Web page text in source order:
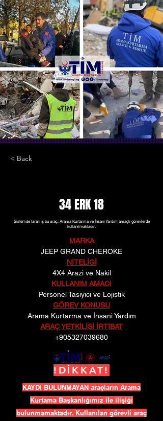
< Back
34 ERK 18
Sistemde taralı iş bu araç; Arama Kurtarma ve İnsani Yardım amaçlı görevlerde
kullanılmaktadır.
MARKA
JEEP GRAND CHEROKE
NİTELİGİ
4X4 Arazi ve Nakil
KULLANIM AMACI
Personel Tasıyıcı ve Lojistik
GÖREV KONUSU
Arama Kurtarma ve İnsani Yardım
ARAÇ YETKİLİSİ İRTİBAT
+905327039680
!DİKKAT!
KAYDI BULUNMAYAN araçların Arama
Kurtama Başkanlığımız ile ilişiği
bulunmamaktadır. Kullanılan görevli araç